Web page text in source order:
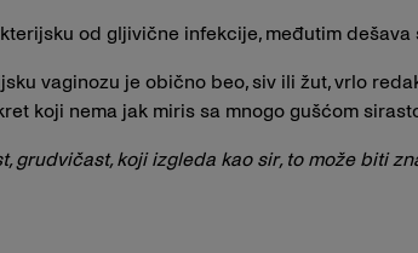
od gljivične infekcije, međutim
vaginozu je obično beo, siv ili žut, vrlo
koji nema jak miris sa mnogo gušćom
grudvičast, koji izgleda kao sir, to može biti